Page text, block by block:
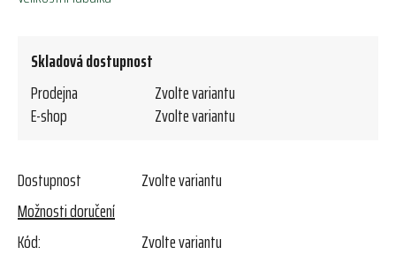
Skladová dostupnost
Prodejna
Zvolte variantu
E-shop
Zvolte variantu
Dostupnost
Zvolte variantu
Možnosti doručení
Kód:
Zvolte variantu